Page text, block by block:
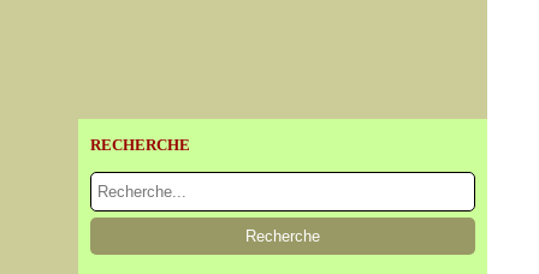
RECHERCHE